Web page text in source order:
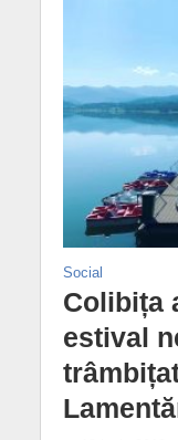
Social
Colibița
estival